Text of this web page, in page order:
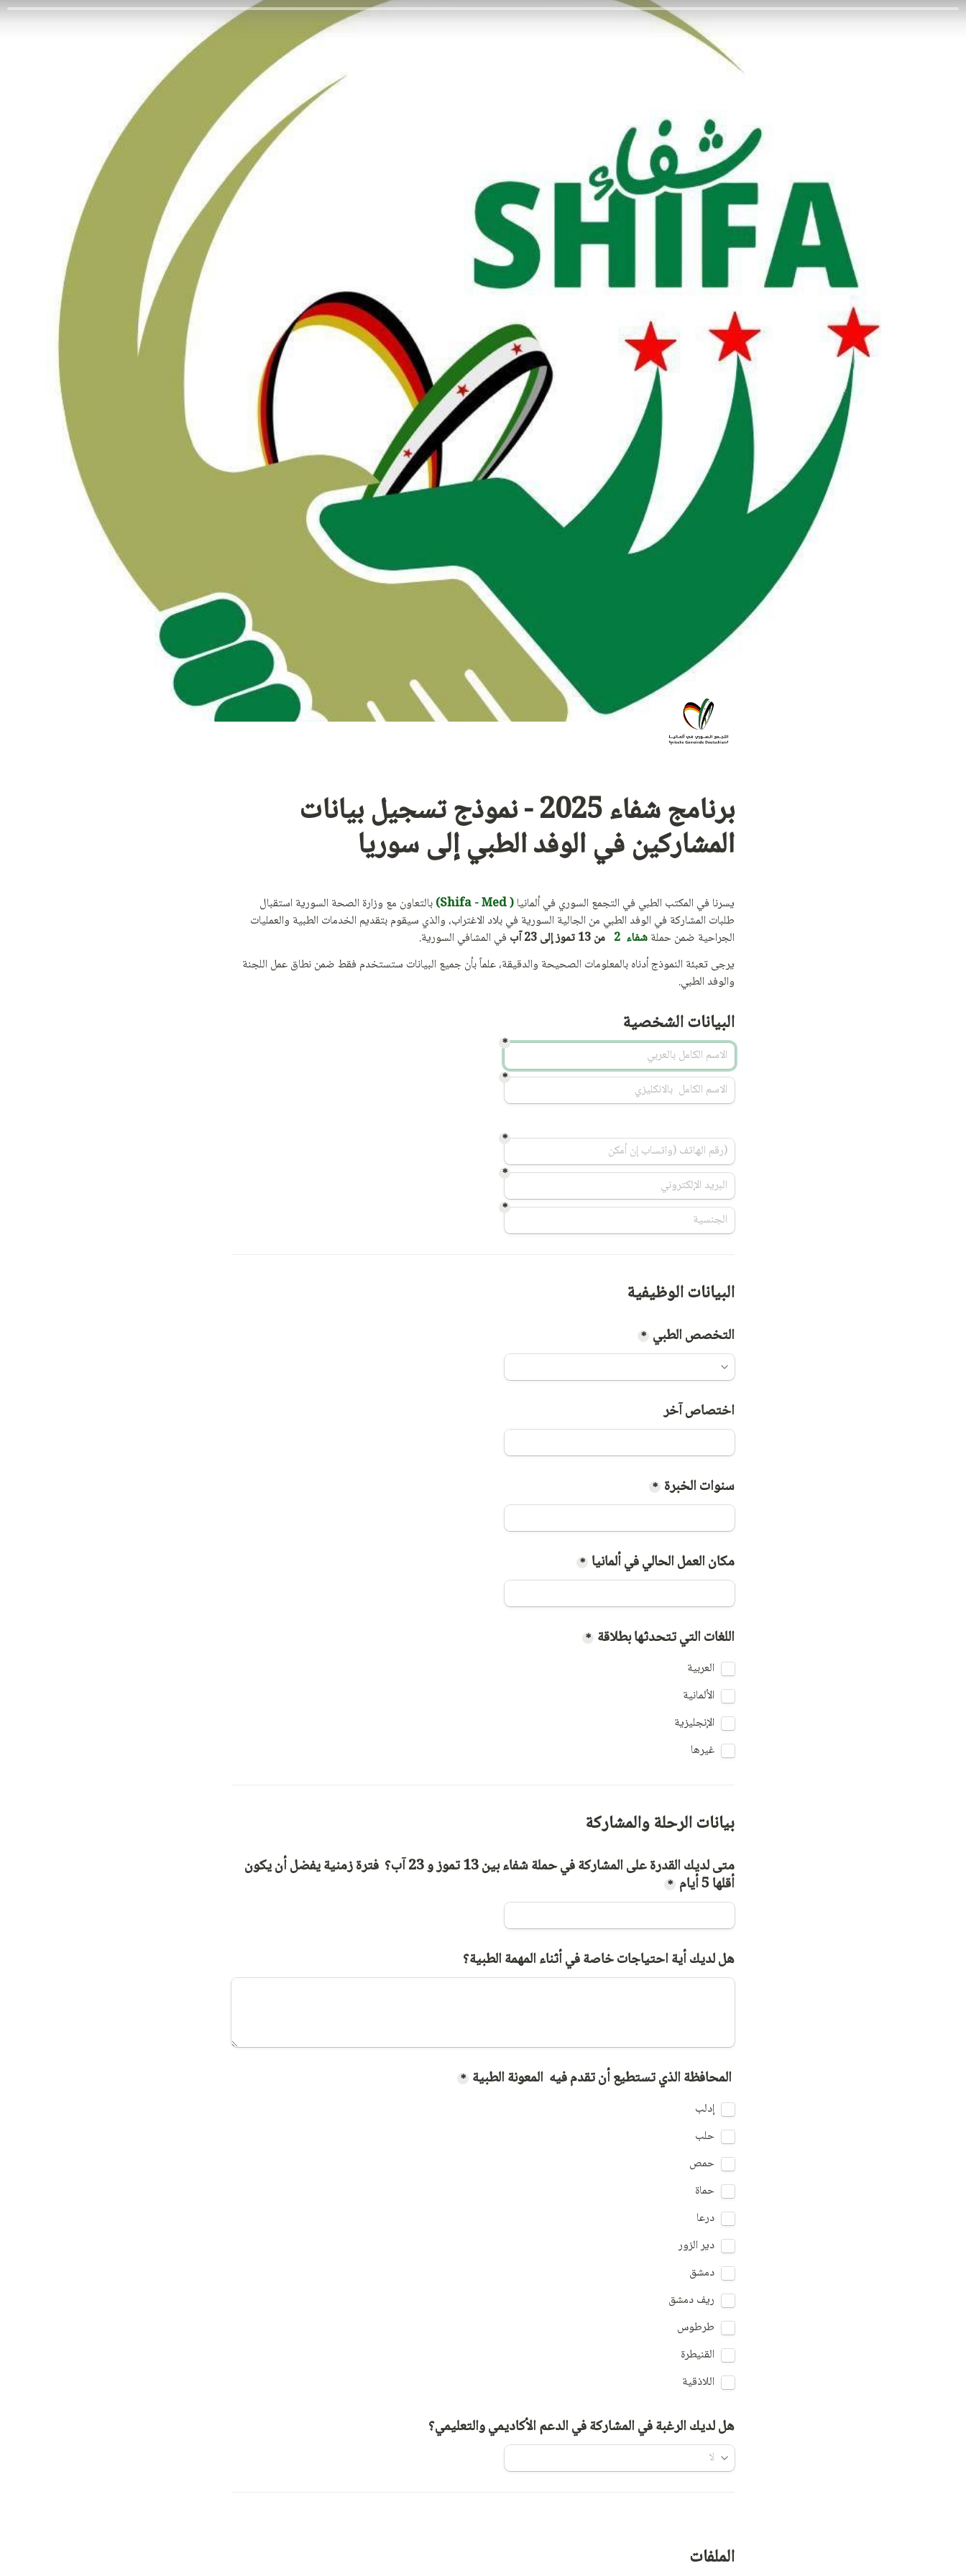
المشاركين في الوفد الطبي إلى سوريا
يسرنا في المكتب الطبي في التجمع السوري في ألمانيا ( Shifa - Med)
الجراحية ضمن حملة شفاء  2 من 13 تموز إلى 23 آب
في المشافي السورية.
والوفد الطبي.
البيانات الشخصية
*
*
*
*
*
البيانات الوظيفية
التخصص الطبي *
اختصاص آخر
سنوات الخبرة *
مكان العمل الحالي في ألمانيا *
اللغات التي تتحدثها بطلاقة *
العربية
الألمانية
الإنجليزية
غيرها
بيانات الرحلة والمشاركة
أقلها 5 أيام *
هل لديك أية احتياجات خاصة في أثناء المهمة الطبية؟
⁠ ⁠المحافظة الذي تستطيع أن تقدم فيه  المعونة الطبية *
إدلب
حلب
حمص
حماة
درعا
دير الزور
دمشق
ريف دمشق
طرطوس
القنيطرة
اللاذقية
هل لديك الرغبة في المشاركة في الدعم الأكاديمي والتعليمي؟
الملفات